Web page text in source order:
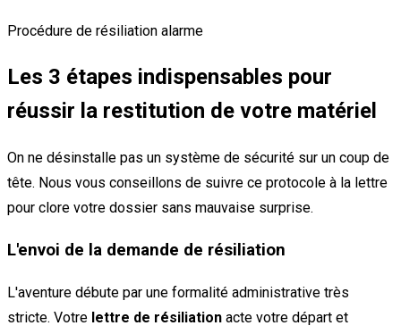
Procédure de résiliation alarme
Les 3 étapes indispensables pour
réussir la restitution de votre matériel
On ne désinstalle pas un système de sécurité sur un coup de
tête. Nous vous conseillons de suivre ce protocole à la lettre
pour clore votre dossier sans mauvaise surprise.
L'envoi de la demande de résiliation
L'aventure débute par une formalité administrative très
stricte. Votre lettre de résiliation acte votre départ et